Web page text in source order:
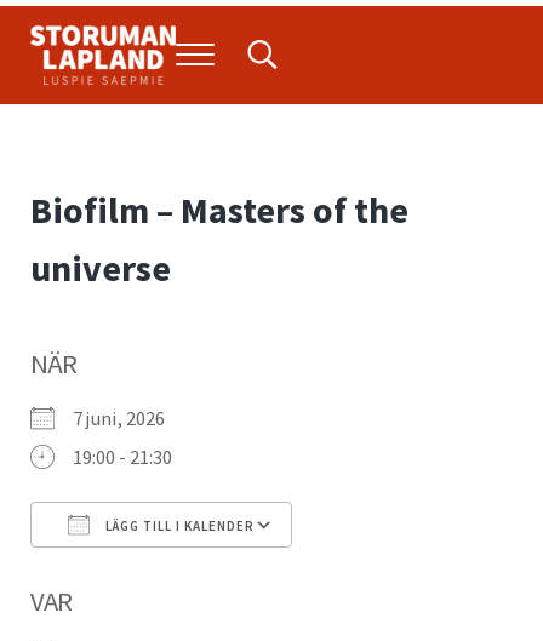
Storuman Lapland
Menu Search...
Biofilm – Masters of the
universe
NÄR
7 juni, 2026
19:00 - 21:30
LÄGG TILL I KALENDER
VAR